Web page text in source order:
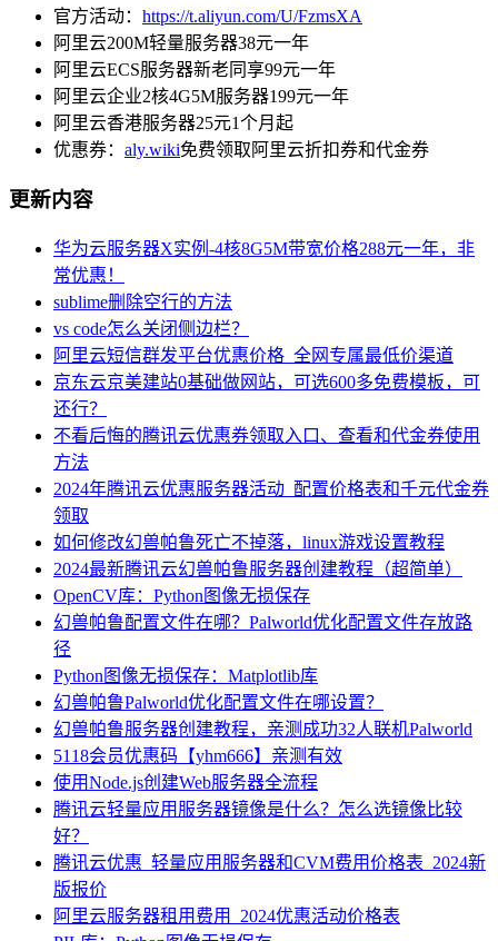
官方活动： https://t.aliyun.com/U/FzmsXA
阿里云200M轻量服务器38元一年
阿里云ECS服务器新老同享99元一年
阿里云企业2核4G5M服务器199元一年
阿里云香港服务器25元1个月起
优惠券： aly.wiki免费领取阿里云折扣券和代金券
更新内容
华为云服务器X实例-4核8G5M带宽价格288元一年，非
常优惠！
sublime删除空行的方法
vs code怎么关闭侧边栏？
阿里云短信群发平台优惠价格_全网专属最低价渠道
京东云京美建站0基础做网站，可选600多免费模板，可
还行？
不看后悔的腾讯云优惠券领取入口、查看和代金券使用
方法
2024年腾讯云优惠服务器活动_配置价格表和千元代金券
领取
如何修改幻兽帕鲁死亡不掉落，linux游戏设置教程
2024最新腾讯云幻兽帕鲁服务器创建教程（超简单）
OpenCV库：Python图像无损保存
幻兽帕鲁配置文件在哪？Palworld优化配置文件存放路
径
Python图像无损保存：Matplotlib库
幻兽帕鲁Palworld优化配置文件在哪设置？
幻兽帕鲁服务器创建教程，亲测成功32人联机Palworld
5118会员优惠码【yhm666】亲测有效
使用Node.js创建Web服务器全流程
腾讯云轻量应用服务器镜像是什么？怎么选镜像比较
好？
腾讯云优惠_轻量应用服务器和CVM费用价格表_2024新
版报价
阿里云服务器租用费用_2024优惠活动价格表